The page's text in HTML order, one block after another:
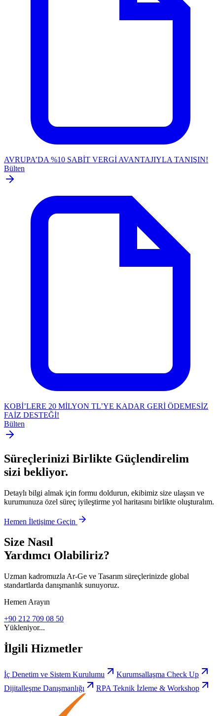
AVRUPA’DA %10 SABİT VERGİ AVANTAJIYLA TANIŞIN!
Bülten
KOBİ’LERE 20 MİLYON TL’YE KADAR GERİ ÖDEMESİZ
FAİZ DESTEĞİ!
Bülten
Süreçlerinizi Birlikte Güçlendirelim
sizi bekliyor.
Detaylı bilgi almak için formu doldurun, ekibimiz size ulaşsın ve
kurumunuza özel süreç iyileştirme yol haritasını birlikte oluşturalım.
Hemen İletişime Geçin
Size Nasıl
Yardımcı Olabiliriz?
Uzman kadromuzla Ar-Ge ve Tasarım süreçlerinizde global
standartlarda danışmanlık sunuyoruz.
Hemen Arayın
+90 212 709 08 50
Yükleniyor...
İlgili Hizmetler
İç Denetim ve Sistem Kurulumu
Kurumsallaşma Check Up
Dijitalleşme Danışmanlığı
RPA Teknik İzleme & Workshop